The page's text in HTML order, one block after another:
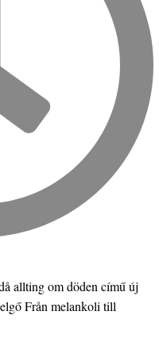
allting om döden című új
Från melankoli till